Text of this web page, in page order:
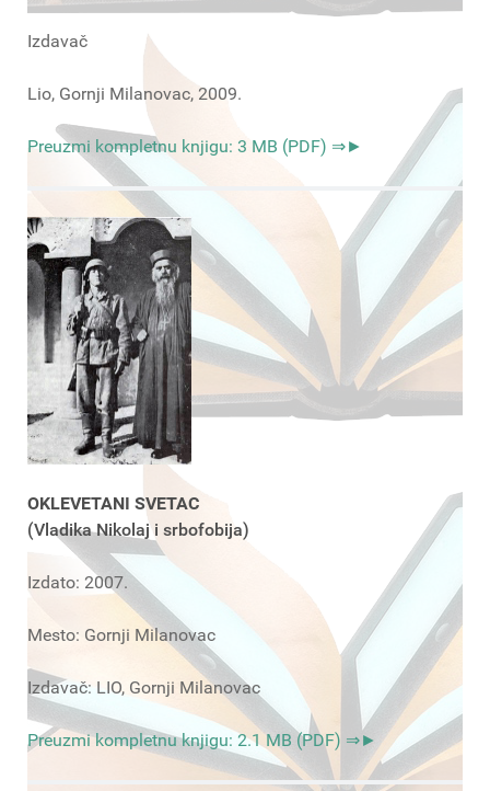
Izdavač
Lio, Gornji Milanovac, 2009.
Preuzmi kompletnu knjigu: 3 MB (PDF) ⇒►
OKLEVETANI SVETAC
(Vladika Nikolaj i srbofobija)
Izdato: 2007.
Mesto: Gornji Milanovac
Izdavač: LIO, Gornji Milanovac
Preuzmi kompletnu knjigu: 2.1 MB (PDF) ⇒►